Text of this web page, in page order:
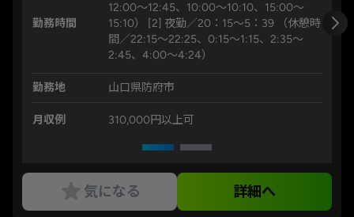
勤務時間
12:00～12:45、10:00～10:10、15:00～
15:10） [2] 夜勤／20：15～5：39 （休憩時
間／22:15～22:25、0:15～1:15、2:35～
2:45、4:00～4:24）
勤務地 山口県防府市
月収例 310,000円以上可
気になる 詳細へ